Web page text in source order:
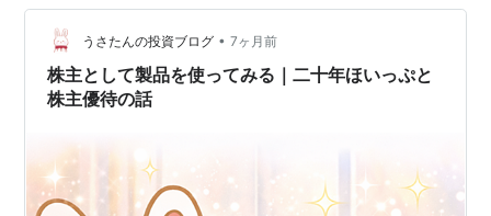
大きく上昇しました！ 54,341円で、昨日より792円高で
す。 jp.reuters.com jp.reuters.com 🌱今日のポイント 今
日の東京株式市場では日経平均株…
うさたんの投資ブログ • 7ヶ月前
株主として製品を使ってみる｜二十年ほいっぷと
株主優待の話